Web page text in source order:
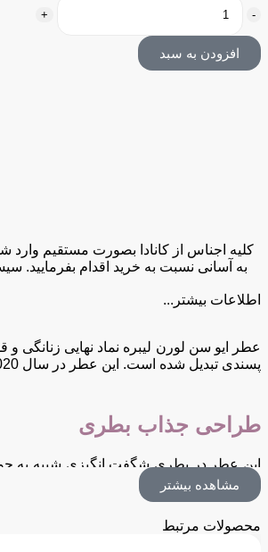
افزودن به سبد
به آسانی نسبت به خرید اقدام
اطلاعات بیشتر...
پسندی تبدیل شده است. این عطر در سال 2020 عنوان لوکس‌ ترین عطر زنانه را به خود اختصاص داده و جایگاهی ویژه در هر کالکشن عطری دارد.
طراحی جذاب بطری
تبدیل می‌ کند.
مشاهده بیشتر
محصولات مرتبط